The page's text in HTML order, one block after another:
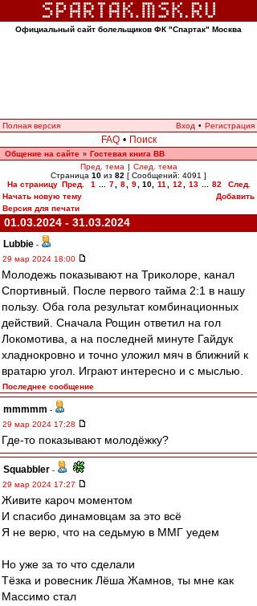
Официальный сайт болельщиков ФК "Спартак" Москва
Полная версия Вход • Регистрация
FAQ • Поиск
Общение на сайте » Гостевая книга ВВ
Пред. тема | След. тема
Страница 10 из 82 [ Сообщений: 4091 ]
На страницу Пред. 1 7 8 9 10, 11 12 13 82
След.
Начать новую тему
Добавить
Версия для печати
01.03.2024 - 31.03.2024
Lubbie -
29 мар 2024 18:00
Молодежь показывают на Триколоре, канал
Спортивный. После первого тайма 2:1 в нашу
пользу. Оба гола результат комбинационных
действий. Сначала Рощин ответил на гол
Локомотива, а на последней минуте Гайдук
хладнокровно и точно уложил мяч в ближний к
вратарю угол. Играют интересно и с мыслью.
Последнее сообщение
mmmmm -
29 мар 2024 17:28
Где-то показывают молодёжку?
Squabbler -
29 мар 2024 17:27
Живите кароч моментом
И спасибо динамовцам за это всё
Я не верю, что на седьмую в ММГ уедем
Но уже за то что сделали
Тёзка и ровесник Лёша Жамнов, ты мне как
Массимо стал